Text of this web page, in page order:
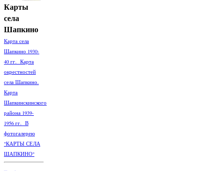
Карты
села
Шапкино
Карта села
Шапкино 1930-
40 гг. Карта
окрестностей
села Шапкино.
Карта
Шапкинскинского
района 1939-
1956 гг. В
фотогалерею
"КАРТЫ СЕЛА
ШАПКИНО"